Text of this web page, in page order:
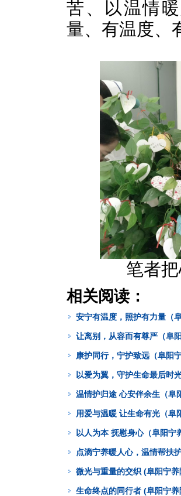
苦、以温情
量、有温度、
笔者
相关阅读：
安宁有温度，照护有力量（
让离别，从容而有尊严（阜
康护同行，宁护致远（阜阳
以爱为翼，守护生命最后时
温情护归途 心安伴余生（阜
用爱与温暖 让生命有光（阜
以人为本 抚慰身心（阜阳
点滴宁养暖人心，温情帮扶
微光与重量的交织 (阜阳宁
生命终点的同行者 (阜阳宁